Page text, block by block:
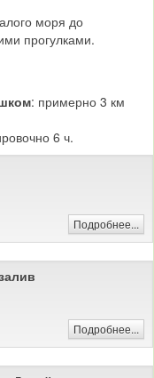
моря до
прогулками.
: примерно 3 км
6 ч.
Подробнее...
Подробнее...